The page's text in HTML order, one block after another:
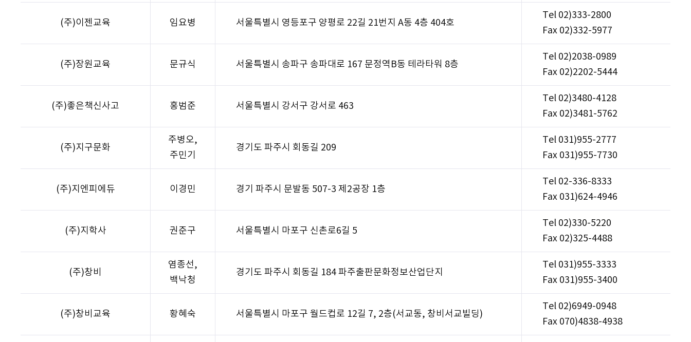
(주)이젠교육 임요병 서울특별시 영등포구 양평로 22길 21번지 A동 4층 404호
Tel 02)333-2800
Fax 02)332-5977
(주)장원교육 문규식 서울특별시 송파구 송파대로 167 문정역B동 테라타워 8층
Tel 02)2038-0989
Fax 02)2202-5444
(주)좋은책신사고 홍범준 서울특별시 강서구 강서로 463
Tel 02)3480-4128
Fax 02)3481-5762
(주)지구문화
주병오,
주민기
경기도 파주시 회동길 209
Tel 031)955-2777
Fax 031)955-7730
(주)지엔피에듀 이경민 경기 파주시 문발동 507-3 제2공장 1층
Tel 02-336-8333
Fax 031)624-4946
(주)지학사 권준구 서울특별시 마포구 신촌로6길 5
Tel 02)330-5220
Fax 02)325-4488
(주)창비
염종선,
백낙청
경기도 파주시 회동길 184 파주출판문화정보산업단지
Tel 031)955-3333
Fax 031)955-3400
(주)창비교육 황혜숙 서울특별시 마포구 월드컵로 12길 7, 2층(서교동, 창비서교빌딩)
Tel 02)6949-0948
Fax 070)4838-4938